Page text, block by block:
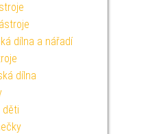
dílna a nářadí
dílna
děti